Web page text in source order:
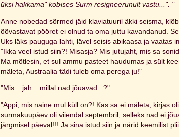
üksi hakkama" kobises Surm resigneerunult vastu...". "
Anne nobedad sõrmed jäid klaviatuuril äkki seisma,
õõvastavat pööret ei olnud ta oma juttu kavandanud.
Uks läks pauguga lahti, lävel seisis abikaasa ja vaatas
"Ikka veel istud siin?! Misasja? Mis jutujaht, mis sa
Ma mõtlesin, et sul ammu pasteet haudumas ja sült
mäleta, Austraalia tädi tuleb oma perega ju!"
"Mis... jah... millal nad jõuavad...?"
"Appi, mis naine mul küll on?! Kas sa ei mäleta, kirjas
surmakuupäev oli viiendal septembril, selleks nad ei
järgmisel päeval!!! Ja sina istud siin ja närid keemilist